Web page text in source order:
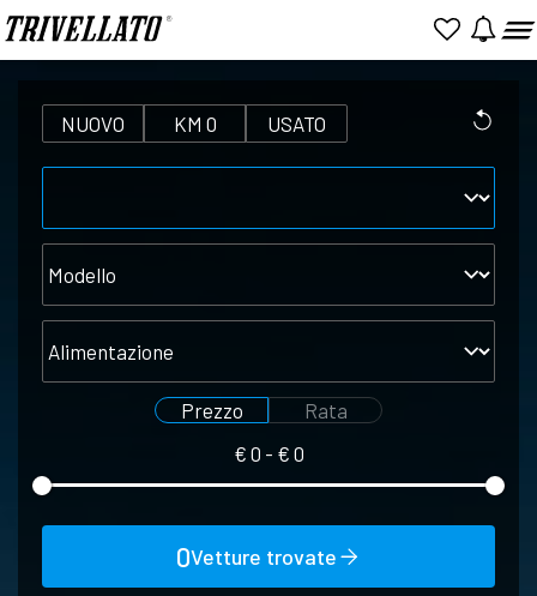
NUOVO KM 0 USATO
Prezzo
Rata
€ 0 - € 0
Seleziona
Seleziona
rata
0Vetture trovate